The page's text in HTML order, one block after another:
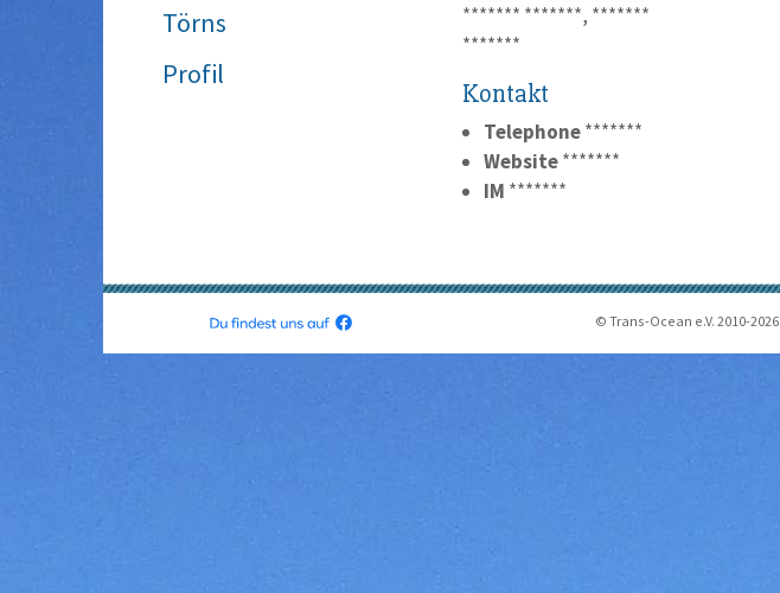
Törns
Profil
******* *******, *******
*******
Kontakt
Telephone *******
Website *******
IM *******
© Trans-Ocean e.V. 2010-2026